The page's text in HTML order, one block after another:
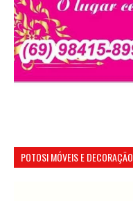
POTOSI MÓVEIS E DECORAÇÃO